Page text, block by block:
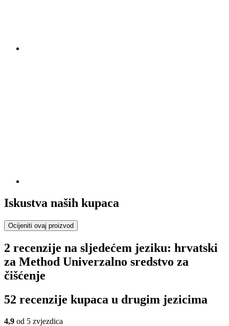
Iskustva naših kupaca
Ocijeniti ovaj proizvod
2 recenzije na sljedećem jeziku: hrvatski
za Method Univerzalno sredstvo za
čišćenje
52 recenzije kupaca u drugim jezicima
4,9 od 5 zvjezdica